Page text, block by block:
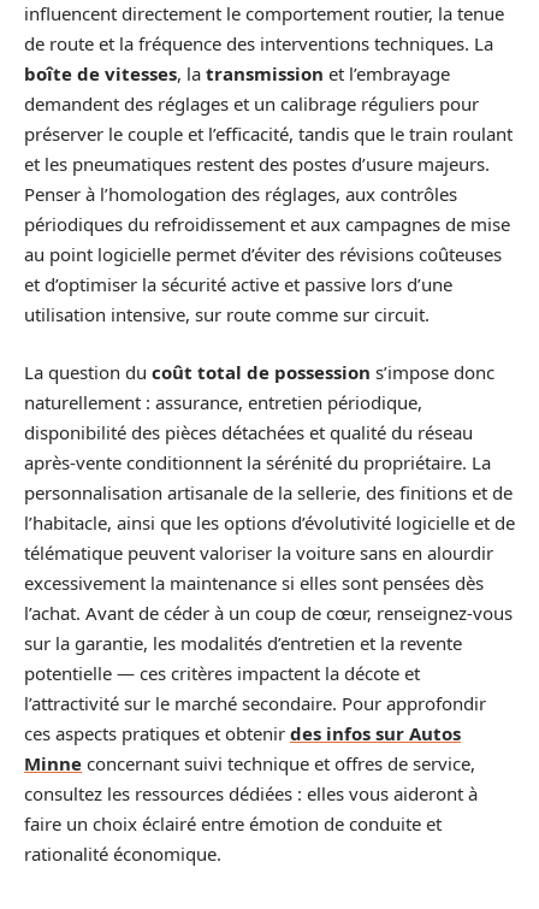
influencent directement le comportement routier, la tenue
de route et la fréquence des interventions techniques. La
boîte de vitesses, la transmission et l’embrayage
demandent des réglages et un calibrage réguliers pour
préserver le couple et l’efficacité, tandis que le train roulant
et les pneumatiques restent des postes d’usure majeurs.
Penser à l’homologation des réglages, aux contrôles
périodiques du refroidissement et aux campagnes de mise
au point logicielle permet d’éviter des révisions coûteuses
et d’optimiser la sécurité active et passive lors d’une
utilisation intensive, sur route comme sur circuit.
La question du coût total de possession s’impose donc
naturellement : assurance, entretien périodique,
disponibilité des pièces détachées et qualité du réseau
après-vente conditionnent la sérénité du propriétaire. La
personnalisation artisanale de la sellerie, des finitions et de
l’habitacle, ainsi que les options d’évolutivité logicielle et de
télématique peuvent valoriser la voiture sans en alourdir
excessivement la maintenance si elles sont pensées dès
l’achat. Avant de céder à un coup de cœur, renseignez-vous
sur la garantie, les modalités d’entretien et la revente
potentielle — ces critères impactent la décote et
l’attractivité sur le marché secondaire. Pour approfondir
ces aspects pratiques et obtenir des infos sur Autos
Minne concernant suivi technique et offres de service,
consultez les ressources dédiées : elles vous aideront à
faire un choix éclairé entre émotion de conduite et
rationalité économique.